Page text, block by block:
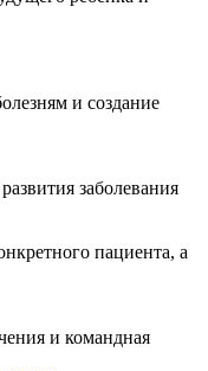
и создание
заболевания
пациента, а
и командная